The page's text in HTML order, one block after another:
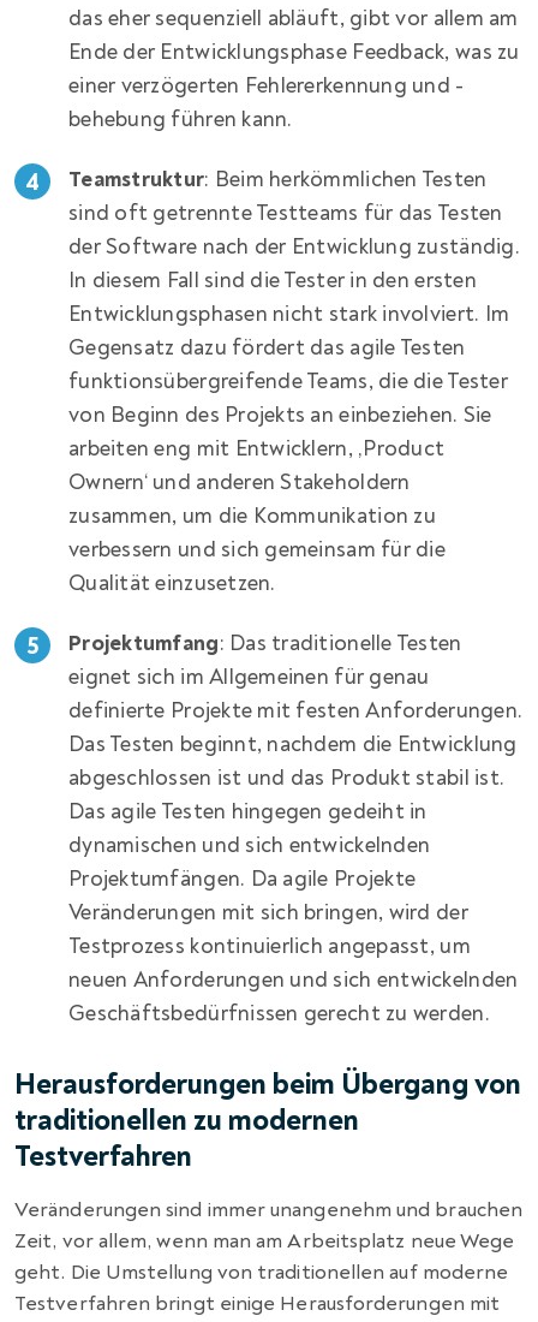
das eher sequenziell abläuft, gibt vor allem am
Ende der Entwicklungsphase Feedback, was zu
einer verzögerten Fehlererkennung und -
behebung führen kann.
Teamstruktur: Beim herkömmlichen Testen
sind oft getrennte Testteams für das Testen
der Software nach der Entwicklung zuständig.
In diesem Fall sind die Tester in den ersten
Entwicklungsphasen nicht stark involviert. Im
Gegensatz dazu fördert das agile Testen
funktionsübergreifende Teams, die die Tester
von Beginn des Projekts an einbeziehen. Sie
arbeiten eng mit Entwicklern, ‚Product
Ownern‘ und anderen Stakeholdern
zusammen, um die Kommunikation zu
verbessern und sich gemeinsam für die
Qualität einzusetzen.
Projektumfang: Das traditionelle Testen
eignet sich im Allgemeinen für genau
definierte Projekte mit festen Anforderungen.
Das Testen beginnt, nachdem die Entwicklung
abgeschlossen ist und das Produkt stabil ist.
Das agile Testen hingegen gedeiht in
dynamischen und sich entwickelnden
Projektumfängen. Da agile Projekte
Veränderungen mit sich bringen, wird der
Testprozess kontinuierlich angepasst, um
neuen Anforderungen und sich entwickelnden
Geschäftsbedürfnissen gerecht zu werden.
Herausforderungen beim Übergang von
traditionellen zu modernen
Testverfahren
Veränderungen sind immer unangenehm und brauchen
Zeit, vor allem, wenn man am Arbeitsplatz neue Wege
geht. Die Umstellung von traditionellen auf moderne
Testverfahren bringt einige Herausforderungen mit